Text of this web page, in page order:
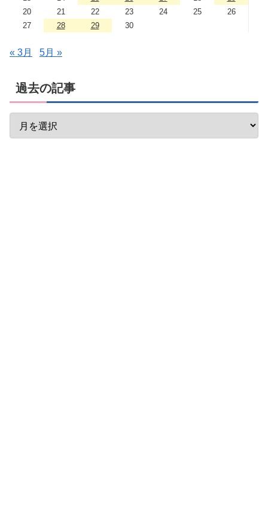
20
21 22 23 24 25
26
27
28 29 30
« 3月 5月 »
過去の記事